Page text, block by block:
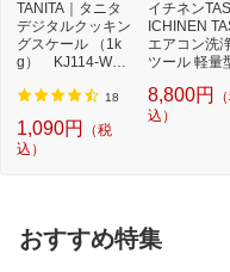
TANITA｜タニタ
デジタルクッキン
グスケール （1k
g） KJ114-WH
ト[K...
18
1,090円
（税
込）
イチネン
ICHINEN
エアコン洗
ツール 軽量
T...
8,800円
込）
おすすめ特集